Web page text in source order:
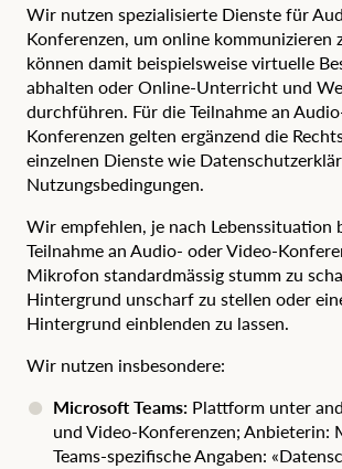
Wir nutzen spezialisierte Dienste für
Konferenzen, um online kommunizieren
können damit beispielsweise virtuelle
abhalten oder Online-Unterricht und
durchführen. Für die Teilnahme an
Konferenzen gelten ergänzend die
einzelnen Dienste wie
Nutzungsbedingungen.
Wir empfehlen, je nach Lebenssituation
Teilnahme an Audio- oder Video-
Mikrofon standardmässig stumm zu
Hintergrund unscharf zu stellen oder
Hintergrund einblenden zu lassen.
Wir nutzen insbesondere:
Microsoft Teams: Plattform unter
und Video-Konferenzen; Anbieterin:
Teams-spezifische Angaben: